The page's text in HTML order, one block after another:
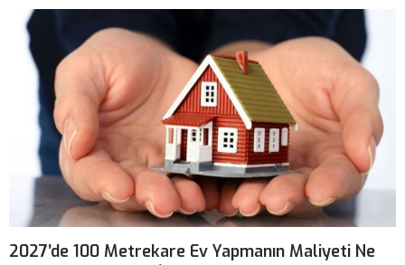
2027’de 100 Metrekare Ev Yapmanın Maliyeti Ne